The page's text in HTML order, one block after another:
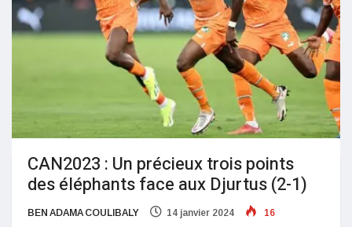
CAN2023 : Un précieux trois points
des éléphants face aux Djurtus (2-1)
BEN ADAMA COULIBALY 14 janvier 2024 16